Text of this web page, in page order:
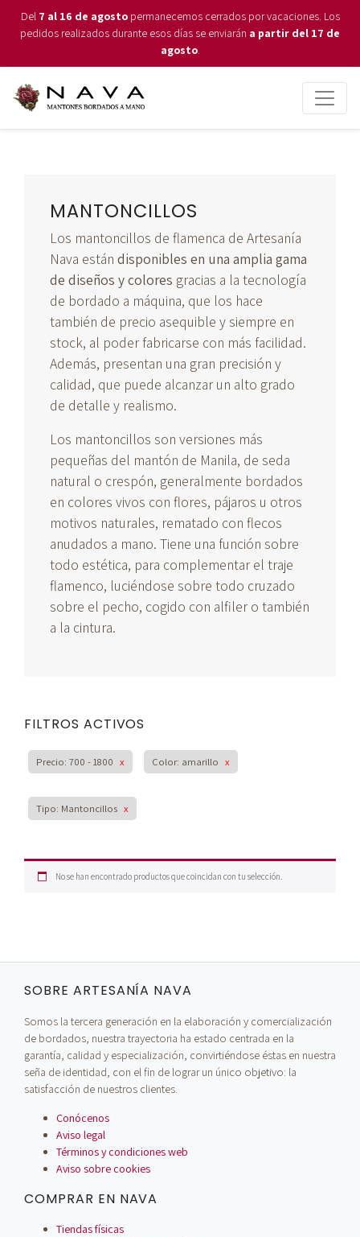
Del 7 al 16 de agostopermanecemos cerrados por vacaciones. Los
pedidos realizados durante esos días se enviarán a partir del 17 de
agosto.
MANTONCILLOS
Los mantoncillos de flamenca de Artesanía
Nava están disponibles en una amplia gama
de diseños y colores gracias a la tecnología
de bordado a máquina, que los hace
también de precio asequible y siempre en
stock, al poder fabricarse con más facilidad.
Además, presentan una gran precisión y
calidad, que puede alcanzar un alto grado
de detalle y realismo.
Los mantoncillos son versiones más
pequeñas del mantón de Manila, de seda
natural o crespón, generalmente bordados
en colores vivos con flores, pájaros u otros
motivos naturales, rematado con flecos
anudados a mano. Tiene una función sobre
todo estética, para complementar el traje
flamenco, luciéndose sobre todo cruzado
sobre el pecho, cogido con alfiler o también
a la cintura.
FILTROS ACTIVOS
Precio: 700 - 1800 x Color: amarillo x
Tipo: Mantoncillos x
No se han encontrado productos que coincidan con tu selección.
SOBRE ARTESANÍA NAVA
Somos la tercera generación en la elaboración y comercialización
de bordados, nuestra trayectoria ha estado centrada en la
garantía, calidad y especialización, convirtiéndose éstas en nuestra
seña de identidad, con el fin de lograr un único objetivo: la
satisfacción de nuestros clientes.
Conócenos
Aviso legal
Términos y condiciones web
Aviso sobre cookies
COMPRAR EN NAVA
Tiendas físicas